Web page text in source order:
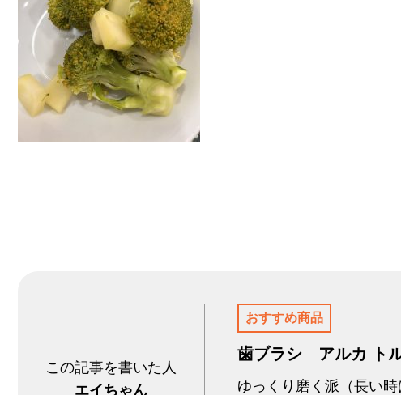
この記事を書いた人
エイちゃん
おすすめ商品
歯ブラシ アルカ ト
ゆっくり磨く派（長い時